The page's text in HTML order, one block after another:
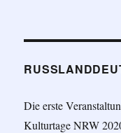
Die erste
Kulturtage NRW